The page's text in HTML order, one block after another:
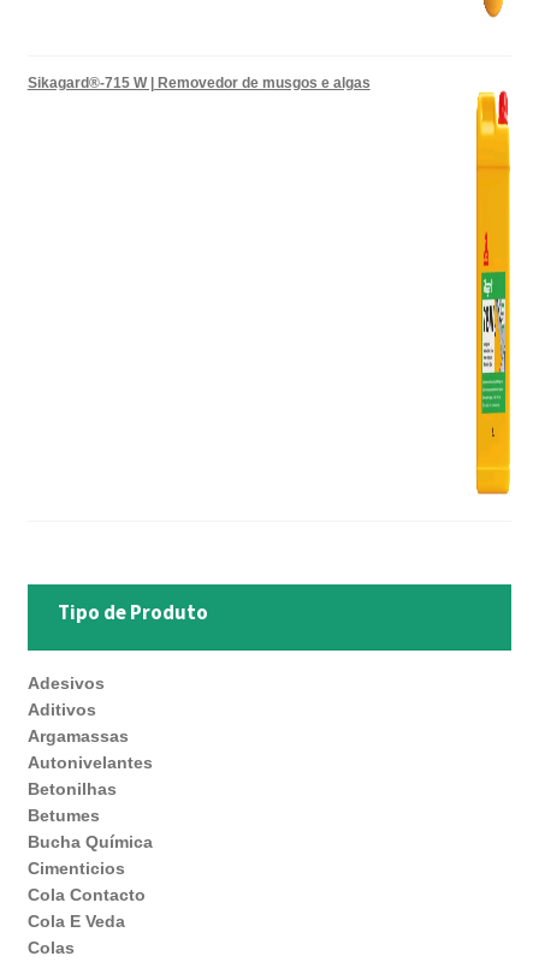
Sikagard®-715 W | Removedor de musgos e algas
Tipo de Produto
Adesivos
Aditivos
Argamassas
Autonivelantes
Betonilhas
Betumes
Bucha Química
Cimenticios
Cola Contacto
Cola E Veda
Colas